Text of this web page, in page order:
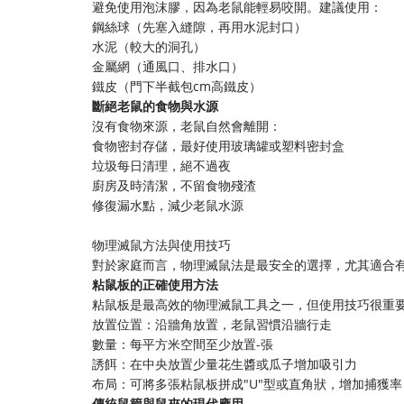
避免使用泡沫膠，因為老鼠能輕易咬開。建議使用：
鋼絲球（先塞入縫隙，再用水泥封口）
水泥（較大的洞孔）
金屬網（通風口、排水口）
鐵皮（門下半截包cm高鐵皮）
​斷絕老鼠的食物與水源​
沒有食物來源，老鼠自然會離開：
食物密封存儲，最好使用玻璃罐或塑料密封盒
垃圾每日清理，絕不過夜
廚房及時清潔，不留食物殘渣
修復漏水點，減少老鼠水源
物理滅鼠方法與使用技巧
對於家庭而言，物理滅鼠法是最安全的選擇，尤其適合
​粘鼠板的正確使用方法​
粘鼠板是最高效的物理滅鼠工具之一，但使用技巧很重
放置位置：沿牆角放置，老鼠習慣沿牆行走
數量：每平方米空間至少放置-張
誘餌：在中央放置少量花生醬或瓜子增加吸引力
布局：可將多張粘鼠板拼成"U"型或直角狀，增加捕獲率